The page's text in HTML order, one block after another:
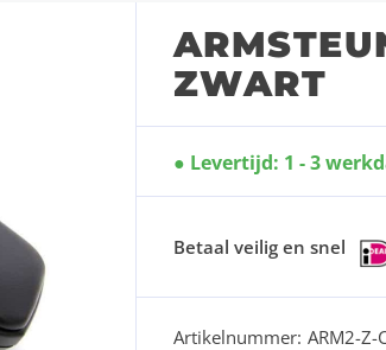
ZWART
Levertijd: 1 - 3
Betaal veilig en snel
Artikelnummer: ARM2-Z-